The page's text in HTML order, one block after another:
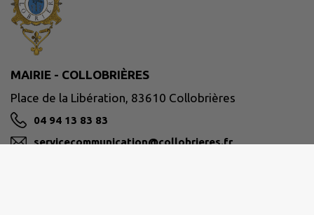
MAIRIE - COLLOBRIÈRES
Place de la Libération, 83610 Collobrières
04 94 13 83 83
servicecommunication@collobrieres.fr